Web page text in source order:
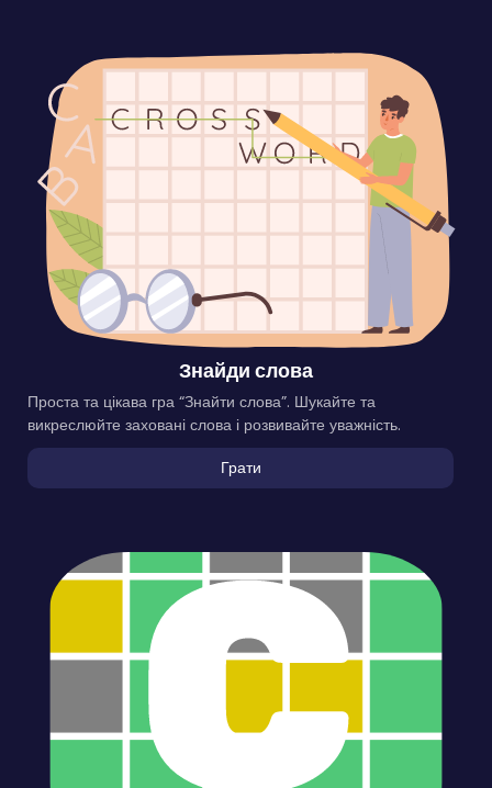
Знайди слова
Проста та цікава гра “Знайти слова”. Шукайте та
викреслюйте заховані слова і розвивайте уважність.
Грати